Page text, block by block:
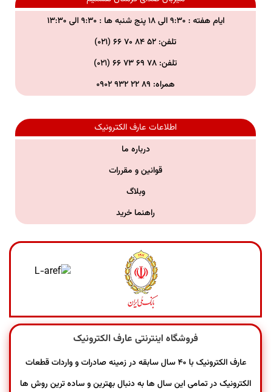
ایام هفته : ۹:۳۰ الی ۱۸ پنج شنبه ها : ۹:۳۰ الی ۱۳:۳۰
تلفن: ۵۲ ۸۴ ۷۰ ۶۶ (۰۲۱)
تلفن: ۷۸ ۶۹ ۷۳ ۶۶ (۰۲۱)
همراه:
اطلاعات عارف الکترونیک
درباره ما
قوانین و مقررات
وبلاگ
راهنما خرید
فروشگاه اینترنتی عارف الکترونیک
عارف الکترونیک با ۴۰ سال سابقه در زمینه صادرات و واردات قطعات
الکترونیک در تمامی این سال ها به دنبال بهترین و ساده ترین روش ها